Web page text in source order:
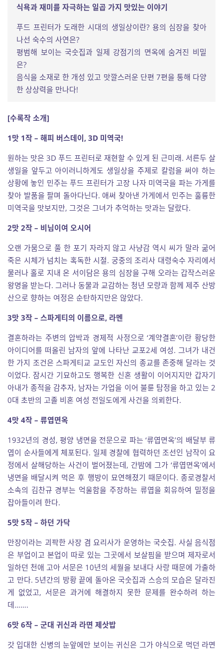
식욕과 재미를 자극하는 일곱 가지 맛있는 이야기
푸드 프린터가 도래한 시대의 생일상이란? 용의 심장을 찾아
나선 숙수의 사연은?
평범해 보이는 국숫집과 일제 강점기의 면옥에 숨겨진 비밀
은?
음식을 소재로 한 개성 있고 맛깔스러운 단편 7편을 통해 다양
한 상상력을 만나다!
[수록작 소개]
1맛 1작 – 해피 버스데이, 3D 미역국!
원하는 맛은 3D 푸드 프린터로 재현할 수 있게 된 근미래. 서른두 살
생일을 앞두고 아이러니하게도 생일상을 주제로 칼럼을 써야 하는
상황에 놓인 민주는 푸드 프린터가 고장 나자 미역국을 파는 가게를
찾아 발품을 팔며 돌아다닌다. 애써 찾아낸 가게에서 민주는 훌륭한
미역국을 맛보지만, 그것은 그녀가 추억하는 맛과는 달랐다.
2맛 2작 – 비님이여 오시어
오랜 가뭄으로 풀 한 포기 자라지 않고 사냥감 역시 씨가 말라 굶어
죽은 시체가 넘치는 혹독한 시절. 궁중의 조리사 대령숙수 자리에서
물러나 홀로 지내 온 서이담은 용의 심장을 구해 오라는 갑작스러운
왕명을 받는다. 그러나 동물과 교감하는 청년 모량과 함께 제주 산방
산으로 향하는 여정은 순탄하지만은 않았다.
3맛 3작 – 스파게티의 이름으로, 라멘
결혼하라는 주변의 압박과 경제적 사정으로 ‘계약결혼’이란 황당한
아이디어를 떠올린 남자의 앞에 나타난 교포2세 여성. 그녀가 내건
한 가지 조건은 스파게티교 교도인 자신의 종교를 존중해 달라는 것
이었다. 잠시간 기묘하고도 행복한 신혼 생활이 이어지지만 갑자기
아내가 종적을 감추자, 남자는 가업을 이어 불륜 탐정을 하고 있는 2
0대 초반의 고졸 비혼 여성 전일도에게 사건을 의뢰한다.
4맛 4작 – 류엽면옥
1932년의 경성, 평양 냉면을 전문으로 파는 ‘류엽면옥’의 배달부 류
엽이 순사들에게 체포된다. 일제 경찰에 협력하던 조선인 남작이 요
정에서 살해당하는 사건이 벌어졌는데, 간밤에 그가 ‘류엽면옥’에서
냉면을 배달시켜 먹은 후 행방이 묘연해졌기 때문이다. 종로경찰서
소속의 김찬규 경부는 억울함을 주장하는 류엽을 회유하여 밀정을
잡아들이려 한다.
5맛 5작 – 하던 가닥
만장이라는 괴팍한 사장 겸 요리사가 운영하는 국숫집. 사실 음식점
은 부업이고 본업이 따로 있는 그곳에서 보살핌을 받으며 제자로서
일하던 천애 고아 서문은 10년의 세월을 보내다 사랑 때문에 가출하
고 만다. 5년간의 방황 끝에 돌아온 국숫집과 스승의 모습은 달라진
게 없었고, 서문은 과거에 해결하지 못한 문제를 완수하려 하는
데…….
6맛 6작 – 군대 귀신과 라면 제삿밥
갓 입대한 신병의 눈앞에만 보이는 귀신은 그가 야식으로 먹던 라면